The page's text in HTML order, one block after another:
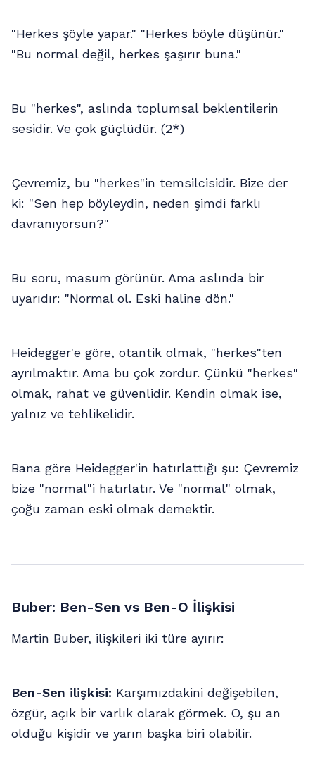
"Herkes şöyle yapar." "Herkes böyle düşünür."
"Bu normal değil, herkes şaşırır buna."
Bu "herkes", aslında toplumsal beklentilerin
sesidir. Ve çok güçlüdür. (2*)
Çevremiz, bu "herkes"in temsilcisidir. Bize der
ki: "Sen hep böyleydin, neden şimdi farklı
davranıyorsun?"
Bu soru, masum görünür. Ama aslında bir
uyarıdır: "Normal ol. Eski haline dön."
Heidegger'e göre, otantik olmak, "herkes"ten
ayrılmaktır. Ama bu çok zordur. Çünkü "herkes"
olmak, rahat ve güvenlidir. Kendin olmak ise,
yalnız ve tehlikelidir.
Bana göre Heidegger'in hatırlattığı şu: Çevremiz
bize "normal"i hatırlatır. Ve "normal" olmak,
çoğu zaman eski olmak demektir.
Buber: Ben-Sen vs Ben-O İlişkisi
Martin Buber, ilişkileri iki türe ayırır:
Ben-Sen ilişkisi: Karşımızdakini değişebilen,
özgür, açık bir varlık olarak görmek. O, şu an
olduğu kişidir ve yarın başka biri olabilir.